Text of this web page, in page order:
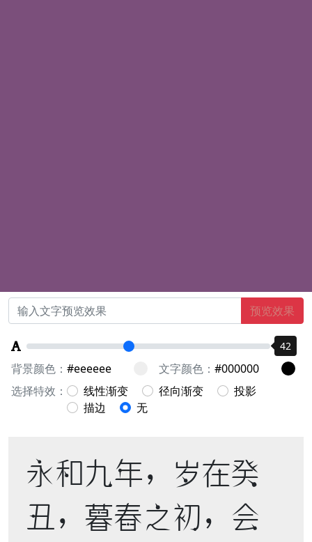
预览效果
背景颜色：
文字颜色：
选择特效：
线性渐变 径向渐变
投影
描边
无
永和九年，岁在癸
丑，暮春之初，会
42